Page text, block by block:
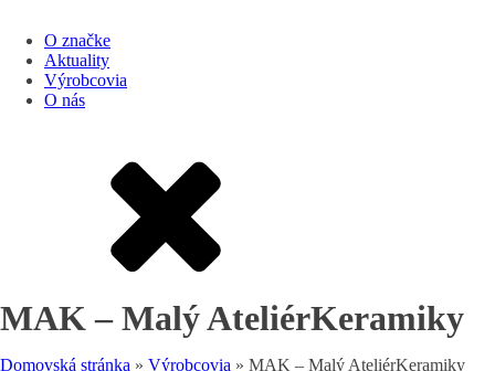
O značke
Aktuality
Výrobcovia
O nás
MAK – Malý AteliérKeramiky
Domovská stránka » Výrobcovia » MAK – Malý AteliérKeramiky